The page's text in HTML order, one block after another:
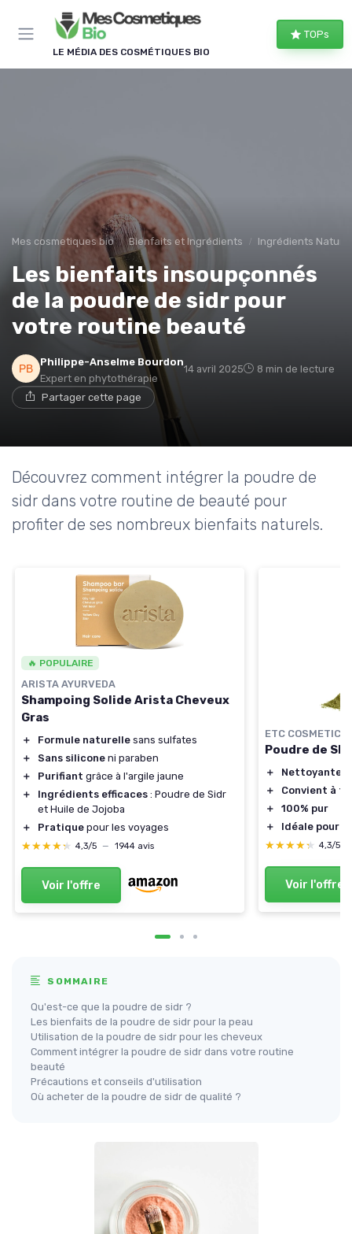
LE MÉDIA DES COSMÉTIQUES BIO
TOPs
Mes cosmetiques bio Bienfaits et Ingrédients Ingrédients
Les bienfaits insoupçonnés
de la poudre de sidr pour
votre routine beauté
Philippe-Anselme Bourdon
Expert en phytothérapie
14 avril 2025 8 min de lecture
Partager cette page
Découvrez comment intégrer la poudre de
sidr dans votre routine de beauté pour
profiter de ses nombreux bienfaits naturels.
🔥 POPULAIRE
ARISTA AYURVEDA
Shampoing Solide Arista Cheveux
Gras
＋ Formule naturelle sans sulfates
＋
Sans silicone ni paraben
＋
Purifiant grâce à l'argile jaune
＋
Ingrédients efficaces : Poudre de Sidr
et Huile de Jojoba
＋
Pratique pour les voyages
★★★★★
★★★★★ 4,3/5 — 1944 avis
Voir l'offre
ETC COSMETICS
Poudre de
＋
Nettoyante
＋
Convient à
＋
100% pur
＋
Idéale pour
★★★★★
★★★★★ 4,3/5
Voir l'offre
SOMMAIRE
Qu'est-ce que la poudre de sidr ?
Les bienfaits de la poudre de sidr pour la peau
Utilisation de la poudre de sidr pour les cheveux
Comment intégrer la poudre de sidr dans votre routine
beauté
Précautions et conseils d'utilisation
Où acheter de la poudre de sidr de qualité ?
Panneau de gestion des cookies